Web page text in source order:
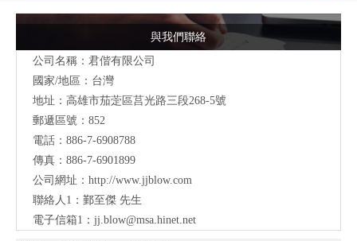
與我們聯絡
公司名稱：君偕有限公司
國家/地區：台灣
地址：高雄市茄萣區莒光路三段268-5號
郵遞區號：852
電話：886-7-6908788
傳真：886-7-6901899
公司網址： http://www.jjblow.com
聯絡人1：鄞至傑 先生
電子信箱1： jj.blow@msa.hinet.net